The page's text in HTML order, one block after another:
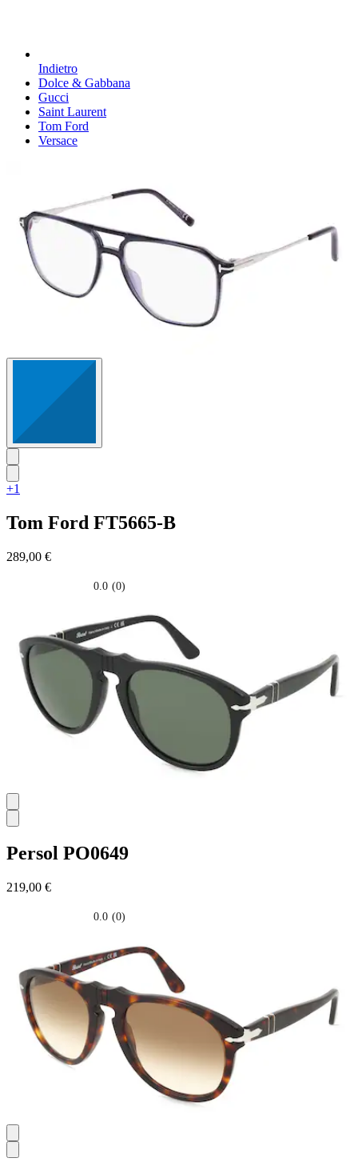
Indietro
Dolce & Gabbana
Gucci
Saint Laurent
Tom Ford
Versace
+1
Tom Ford FT5665-B
289,00 €
0.0 (0)
stelle.
Persol PO0649
219,00 €
0.0 (0)
stelle.